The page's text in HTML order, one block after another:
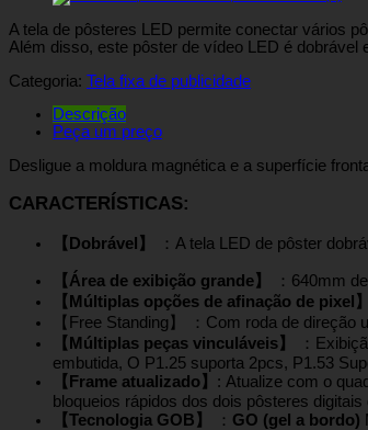
A tela de pôsteres LED permite conectar vários
Além disso, este pôster de vídeo LED é dobrável
Categoria: Tela fixa de publicidade
Descrição
Peça um preço
Desligue a moldura magnética e a superfície
CARACTERÍSTICAS:
【Dobrável】 ：A tela LED de pôster
【Área de exibição grande】
：640mm
【Múltiplas opções de afinação de pixel】
【Free Standing】 ：Com roda de
【Múltiplas peças vinculáveis】
：
embutida, O P1.25 suporta 2pcs, P1.53
【Frame atualizado】 : Atualize com o
bloqueios rápidos dos dois pôsteres
【Tecnologia GOB】
： GO (gel a bordo)